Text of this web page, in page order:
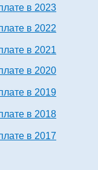
в 2023
в 2022
в 2021
в 2020
в 2019
в 2018
в 2017